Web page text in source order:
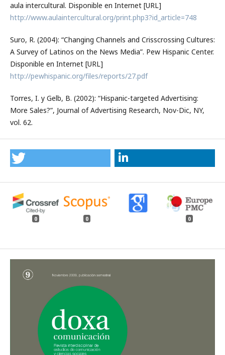
aula intercultural. Disponible en Internet [URL]
http://www.aulaintercultural.org/print.php3?id_article=748
Suro, R. (2004): “Changing Channels and Crisscrossing Cultures:
A Survey of Latinos on the News Media”. Pew Hispanic Center.
Disponible en Internet [URL]
http://pewhispanic.org/files/reports/27.pdf
Torres, I. y Gelb, B. (2002): “Hispanic-targeted Advertising:
More Sales?”, Journal of Advertising Research, Nov-Dic, NY,
vol. 62.
0 0 0